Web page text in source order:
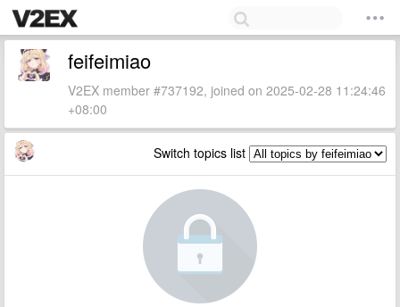
feifeimiao
V2EX member #737192, joined on 2025-02-28 11:24:46
+08:00
Switch topics list